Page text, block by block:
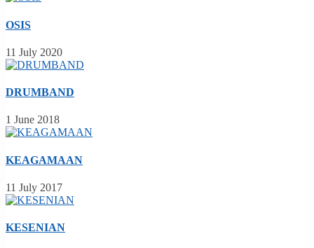
OSIS
11 July 2020
DRUMBAND
1 June 2018
KEAGAMAAN
11 July 2017
KESENIAN